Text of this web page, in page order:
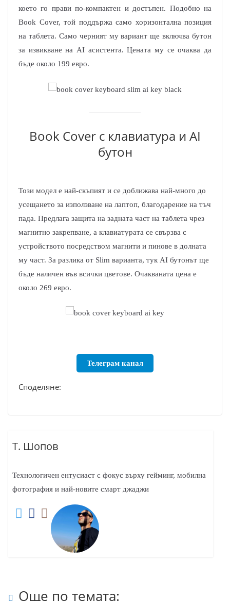
което го прави по-компактен и достъпен. Подобно на
Book Cover, той поддържа само хоризонтална позиция
на таблета. Само черният му вариант ще включва бутон
за извикване на AI асистента. Цената му се очаква да
бъде около 199 евро.
Book Cover с клавиатура и AI
бутон
Този модел е най-скъпият и се доближава най-много до
усещането за използване на лаптоп, благодарение на тъч
пада. Предлага защита на задната част на таблета чрез
магнитно закрепване, а клавиатурата се свързва с
устройството посредством магнити и пинове в долната
му част. За разлика от Slim варианта, тук AI бутонът ще
бъде наличен във всички цветове. Очакваната цена е
около 269 евро.
Телеграм канал
Споделяне:
Т. Шопов
Технологичен ентусиаст с фокус върху гейминг, мобилна
фотография и най-новите смарт джаджи
Още по темата: